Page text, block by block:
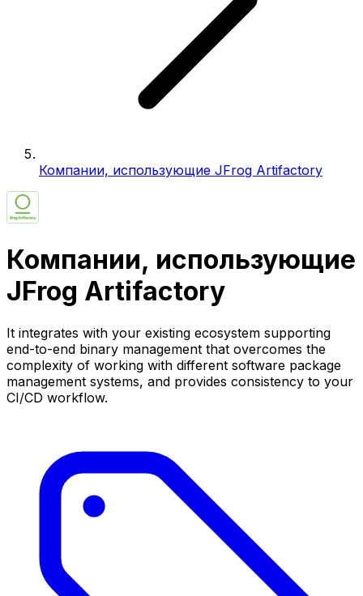
Компании, использующие JFrog Artifactory
Компании, использующие
JFrog Artifactory
It integrates with your existing ecosystem supporting
end-to-end binary management that overcomes the
complexity of working with different software package
management systems, and provides consistency to your
CI/CD workflow.